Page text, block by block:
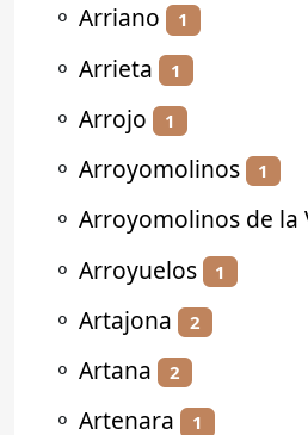
⚬ Arriano 1
⚬ Arrieta 1
⚬ Arrojo 1
⚬ Arroyomolinos 1
⚬ Arroyomolinos de la
⚬ Arroyuelos 1
⚬ Artajona 2
⚬ Artana 2
⚬ Artenara 1